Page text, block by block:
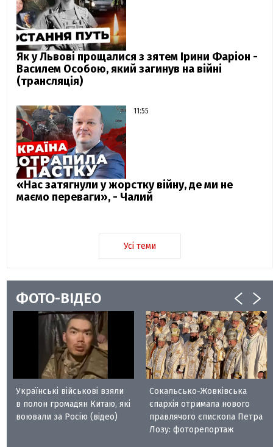
Як у Львові прощалися з зятем Ірини Фаріон -
Василем Особою, який загинув на війні
(трансляція)
11:55
«Нас затягнули у жорстку війну, де ми не
маємо переваги», - Чалий
Усі теми
ФОТО-ВІДЕО
Українські військові взяли
в полон громадян Китаю, які
воювали за Росію (відео)
Сокальсько-Жовківська
єпархія отримала нового
правлячого єпископа Петра
Лозу: фоторепортаж